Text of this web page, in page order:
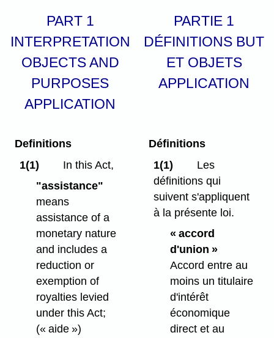
PART 1
INTERPRETATION
OBJECTS AND
PURPOSES
APPLICATION
PARTIE 1
DÉFINITIONS BUT
ET OBJETS
APPLICATION
Definitions
1(1)
In this Act,
"assistance"
means
assistance of a
monetary nature
and includes a
reduction or
exemption of
royalties levied
under this Act;
(« aide »)
Définitions
1(1)
Les
définitions qui
suivent s'appliquent
à la présente loi.
« accord
d'union »
Accord entre au
moins un titulaire
d'intérêt
économique
direct et au